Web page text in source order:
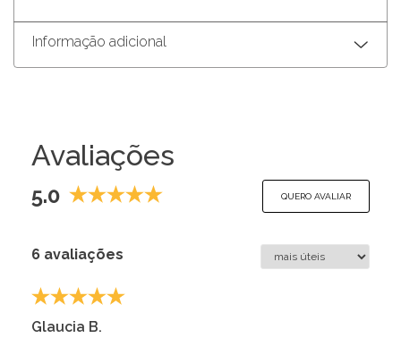
Informação adicional
Avaliações
5.0 QUERO AVALIAR
6 avaliações
Glaucia B.